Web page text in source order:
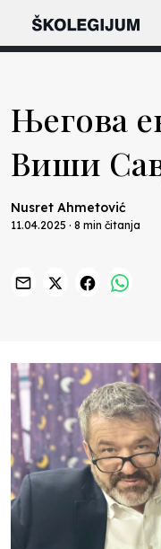
Његова
Виши
Nusret Ahmetović
11.04.2025 · 8 min čitanja